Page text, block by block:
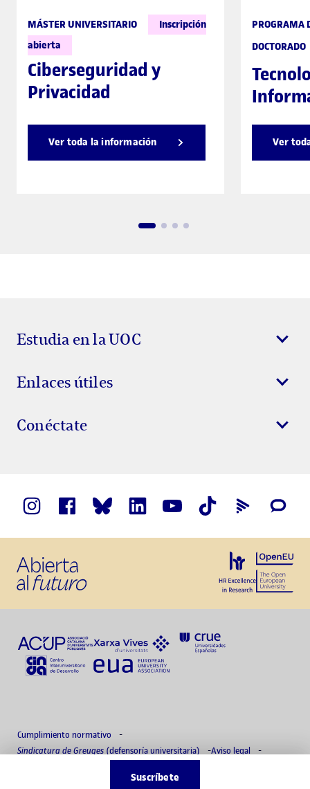
Suscríbete
MÁSTER UNIVERSITARIO
Inscripción
abierta
Ciberseguridad y
Privacidad
Ver toda la información
PROGRAMA
DOCTORADO
Ver
Estudia en la UOC
Enlaces útiles
Conéctate
Cumplimiento normativo
Sindicatura de Greuges (defensoría universitaria)
Aviso legal